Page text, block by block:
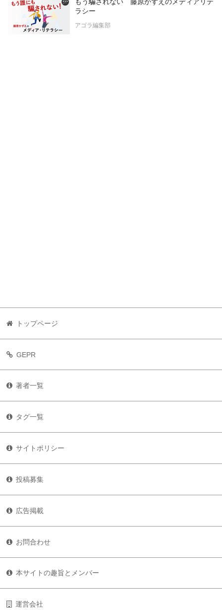
ラシー
アゴラ編集部
トップページ
GEPR
著者一覧
タグ一覧
サイトポリシー
投稿募集
広告掲載
お問合わせ
本サイトの趣旨とメンバー
運営会社